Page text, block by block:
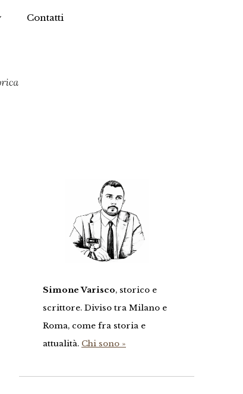
Contatti
Simone Varisco, storico e
scrittore. Diviso tra Milano e
Roma, come fra storia e
attualità. Chi sono »